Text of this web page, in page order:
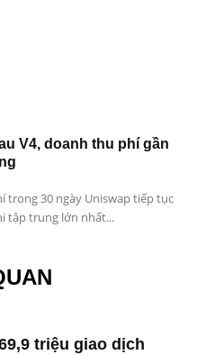
V4, doanh thu phí gần
trong 30 ngày Uniswap tiếp tục
tập trung lớn nhất...
triệu giao dịch